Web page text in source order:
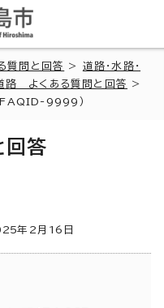
質問と回答 > 道路・水路・
路 よくある質問と回答
>
9999）
回答
年2月 16 日